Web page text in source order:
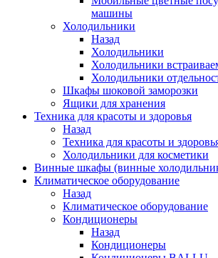
машины
Холодильники
Назад
Холодильники
Холодильники
Холодильники
Шкафы шоковой заморозки
Ящики для хранения
Техника для красоты и здоровья
Назад
Техника для красоты и
Холодильники для косметики
Винные шкафы (винные
Климатическое оборудование
Назад
Климатическое оборудование
Кондиционеры
Назад
Кондиционеры